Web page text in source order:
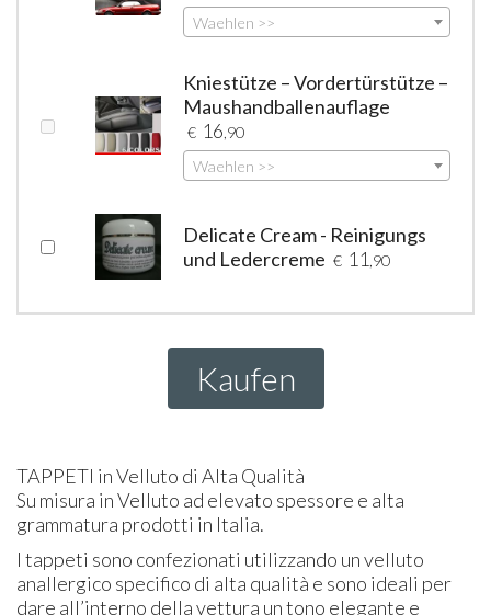
Waehlen >>
Kniestütze – Vordertürstütze –
Maushandballenauflage
€ 16 ,90
Waehlen >>
Delicate Cream - Reinigungs
und Ledercreme € 11 ,90
Kaufen
TAPPETI in Velluto di Alta Qualità
Su misura in Velluto ad elevato spessore e alta
grammatura prodotti in Italia.
I tappeti sono confezionati utilizzando un velluto
anallergico specifico di alta qualità e sono ideali per
dare all’interno della vettura un tono elegante e